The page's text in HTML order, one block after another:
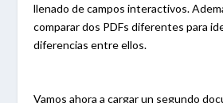
llenado de campos interactivos.
comparar dos PDFs diferentes para
diferencias entre ellos.
Vamos ahora a cargar un segundo